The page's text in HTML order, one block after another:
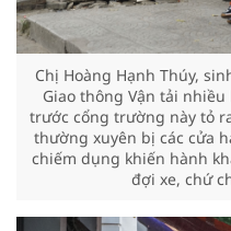
Chị Hoàng Hạnh Thúy,
Giao thông Vận tải
trước cổng trường này tỏ
thường xuyên bị các cửa
chiếm dụng khiến hành
đợi xe, chứ